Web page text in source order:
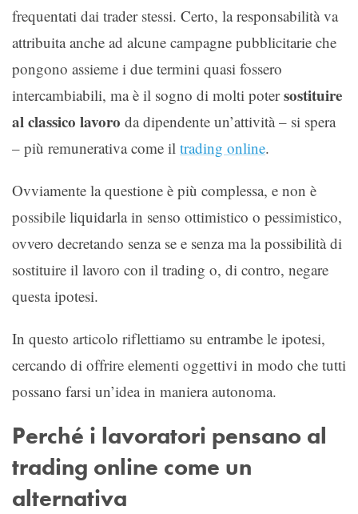
frequentati dai trader stessi. Certo, la responsabilità va
attribuita anche ad alcune campagne pubblicitarie che
pongono assieme i due termini quasi fossero
intercambiabili, ma è il sogno di molti potersostituire
al classico lavoro da dipendente un’attività – si spera
– più remunerativa come il trading online.
Ovviamente la questione è più complessa, e non è
possibile liquidarla in senso ottimistico o pessimistico,
ovvero decretando senza se e senza ma la possibilità di
sostituire il lavoro con il trading o, di contro, negare
questa ipotesi.
In questo articolo riflettiamo su entrambe le ipotesi,
cercando di offrire elementi oggettivi in modo che tutti
possano farsi un’idea in maniera autonoma.
Perché i lavoratori pensano al
trading online come un
alternativa